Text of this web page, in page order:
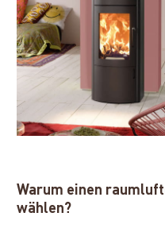
Warum einen
wählen?